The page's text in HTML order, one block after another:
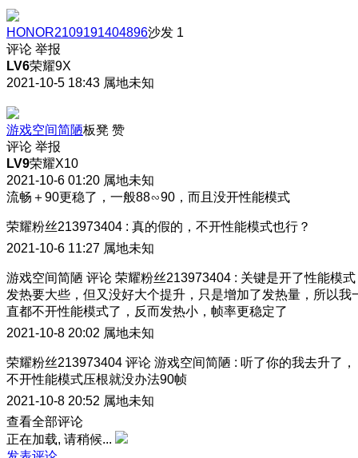
HONOR2109191404896沙发 1
评论 举报
LV6荣耀9X
2021-10-5 18:43 属地未知
游戏空间简陋板凳 赞
评论 举报
LV9荣耀X10
2021-10-6 01:20 属地未知
流畅＋90更稳了，一般88∽90，而且没开性能模式
荣耀粉丝213973404 : 真的假的，不开性能模式也行？
2021-10-6 11:27 属地未知
游戏空间简陋 评论 荣耀粉丝213973404 : 关键是开了性能模式
发热要大些，但又没好大个提升，只是增加了发热量，所以我
直都不开性能模式了，反而发热小，帧率更稳定了
2021-10-8 20:02 属地未知
荣耀粉丝213973404 评论 游戏空间简陋 : 听了你的我去升了，
不开性能模式压根就没办法90帧
2021-10-8 20:52 属地未知
查看全部评论
正在加载, 请稍候...